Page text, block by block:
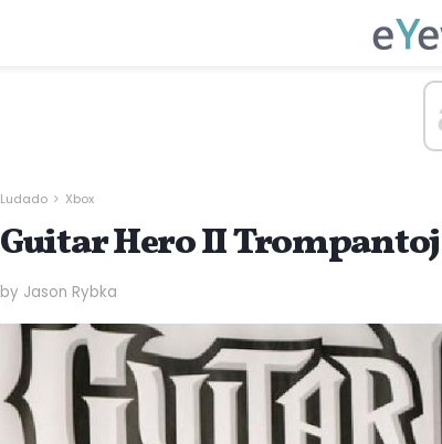
Ludado Xbox
Guitar Hero II Trompantoj
by Jason Rybka